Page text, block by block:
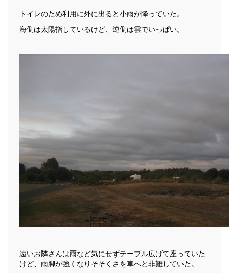
トイレのため利用に外に出ると小雨が降っていた。
海側は太陽指しているけど、逆側は雲でいっぱい。
遠いお隣さんは雨など気にせずテーブル広げて座っていた
けど、雨脚が強くなりそそくさを車へと非難していた。